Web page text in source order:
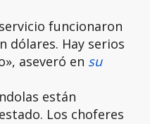
funcionaron
dólares. Hay serios
aseveró en su
están
Los choferes